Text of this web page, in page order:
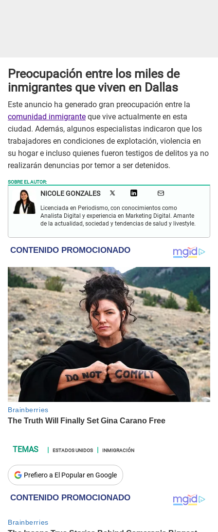
Preocupación entre los miles de
inmigrantes que viven en Dallas
Este anuncio ha generado gran preocupación entre la
comunidad inmigrante que vive actualmente en esta
ciudad. Además, algunos especialistas indicaron que los
trabajadores en condiciones de explotación, violencia en
su hogar e incluso quienes fueron testigos de delitos ya no
realizarán denuncias por temor a ser detenidos.
SOBRE EL AUTOR:
NICOLE GONZALES
Licenciada en Periodismo, con conocimientos como
Analista Digital y experiencia en Marketing Digital. Amante
de la actualidad, sociedad y tendencias de salud y livestyle.
ESTADOS UNIDOS INMIGRACIÓN
Prefiero a El Popular en Google